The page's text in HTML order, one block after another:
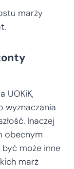
marży
UOKiK,
wyznaczania
Inaczej
obecnym
być może inne
marż